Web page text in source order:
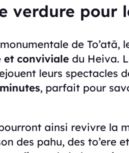
verdure pour
de To’atā,
et conviviale du Heiva.
leurs spectacles
, parfait pour
ainsi revivre la
des pahu, des to’ere